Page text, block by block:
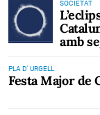
SOCIETAT
amb
PLA D' URGELL
Festa Major de